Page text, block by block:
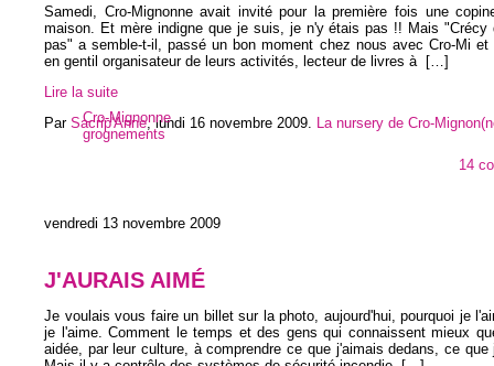
Samedi, Cro-Mignonne avait invité pour la première fois une
maison. Et mère indigne que je suis, je n'y étais pas !! Mais "Crécy
pas" a semble-t-il, passé un bon moment chez nous avec Cro-Mi et
en gentil organisateur de leurs activités, lecteur de livres à […]
Lire la suite
Par Sacrip'Anne,lundi 16 novembre 2009. La nursery de Cro-
Cro-Mignonne
grognements
14
vendredi 13 novembre 2009
J'AURAIS AIMÉ
Je voulais vous faire un billet sur la photo, aujourd'hui, pourquoi je
je l'aime. Comment le temps et des gens qui connaissent mieux
aidée, par leur culture, à comprendre ce que j'aimais dedans, ce que